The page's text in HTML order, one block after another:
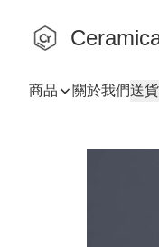
商品 關於我們送